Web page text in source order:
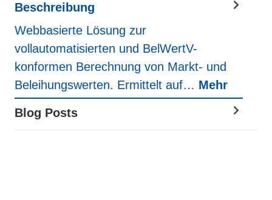
Beschreibung
Webbasierte Lösung zur
vollautomatisierten und BelWertV-
konformen Berechnung von Markt- und
Beleihungswerten. Ermittelt auf… Mehr
Blog Posts